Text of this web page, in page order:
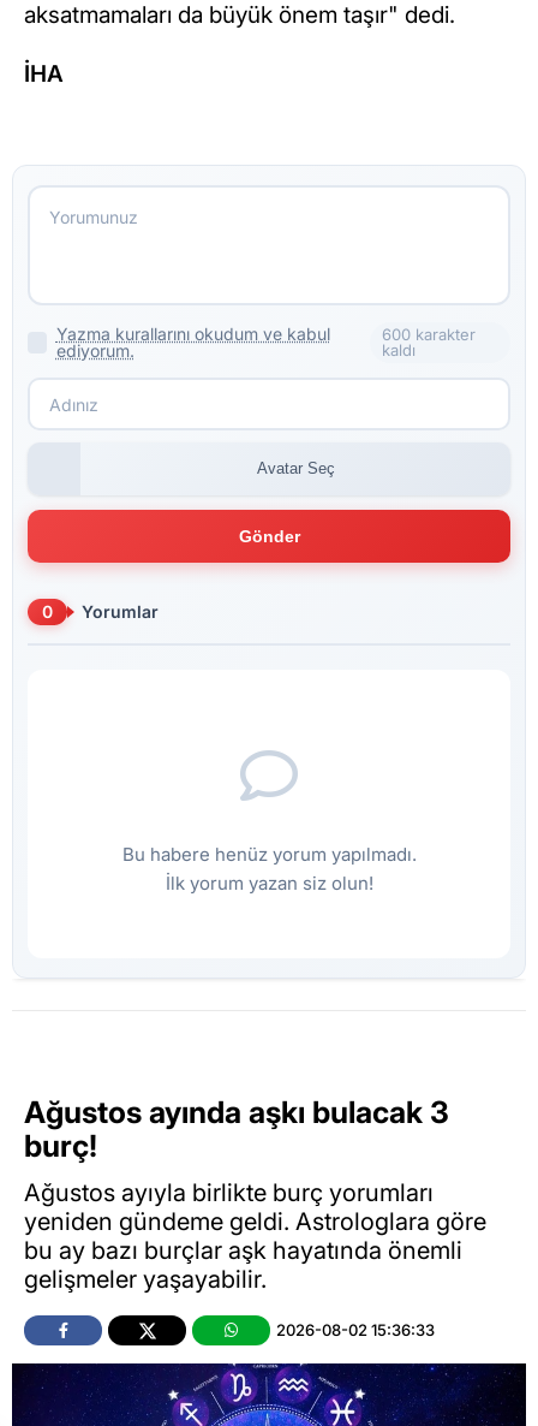
aksatmamaları da büyük önem taşır" dedi.
İHA
Yazma kurallarını okudum ve kabul
ediyorum.
600 karakter
kaldı
Avatar Seç
Gönder
0 Yorumlar
Bu habere henüz yorum yapılmadı.
İlk yorum yazan siz olun!
Ağustos ayında aşkı bulacak 3
burç!
Ağustos ayıyla birlikte burç yorumları
yeniden gündeme geldi. Astrologlara göre
bu ay bazı burçlar aşk hayatında önemli
gelişmeler yaşayabilir.
2026-08-02 15:36:33